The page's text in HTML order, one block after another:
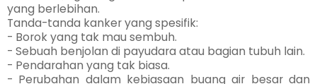
yang berlebihan.
Tanda-tanda kanker yang spesifik:
- Borok yang tak mau sembuh.
- Sebuah benjolan di payudara atau bagian tubuh lain.
- Pendarahan yang tak biasa.
- Perubahan dalam kebiasaan buang air besar dan